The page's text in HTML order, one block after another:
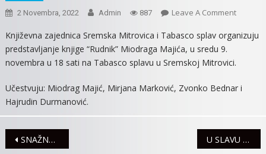
2 Novembra, 2022 Admin 887 Leave A CommentOn
MAJIĆ
Književna zajednica Sremska Mitrovica i Tabasco splav organizuju
predstavljanje knjige “Rudnik” Miodraga Majića, u sredu 9.
novembra u 18 sati na Tabasco splavu u Sremskoj Mitrovici.
Učestvuju: Miodrag Majić, Mirjana Marković, Zvonko Bednar i
Hajrudin Durmanović.
Navigacija
SNAŽNA PODRŠKA IZDAVAČKIM KUĆAMA IZ VOJVODINE U SLAVU 700 GODINA MANASTIRA GRAČANICA